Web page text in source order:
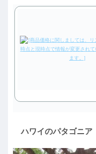
ハワイのパタゴニア